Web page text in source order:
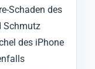
Schaden des
Schmutz
des iPhone